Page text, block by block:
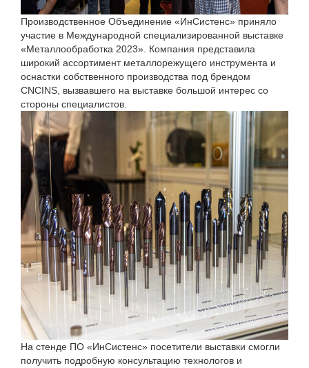
Производственное Объединение «ИнСистенс» приняло
участие в Международной специализированной выставке
«Металлообработка 2023». Компания представила
широкий ассортимент металлорежущего инструмента и
оснастки собственного производства под брендом
CNCINS, вызвавшего на выставке большой интерес со
стороны специалистов.
На стенде ПО «ИнСистенс» посетители выставки смогли
получить подробную консультацию технологов и